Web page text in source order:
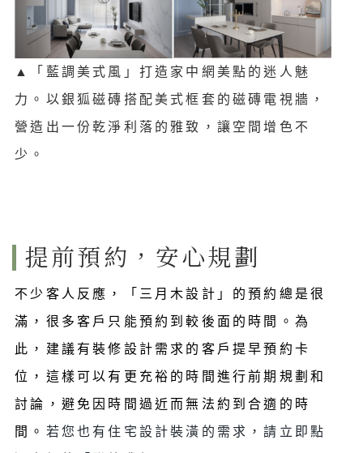
▲ 「 藍調美式風」打造家中網美點的迷人魅
力。以銀狐磁磚搭配美式框套的磁磚電視牆，
營造出一份乾淨利落的雅致，讓空間增色不
少。
提前預約，安心規劃
不少客人反應，「三月木設計」的預約總是很
滿，很多客戶只能預約到較後面的時間。為
此，建議有裝修設計需求的客戶提早預約卡
位，這樣可以有更充裕的時間進行前期規劃和
討論，避免因時間過近而無法約到合適的時
間。 若您也有住宅設計裝潢的需求，請立即點